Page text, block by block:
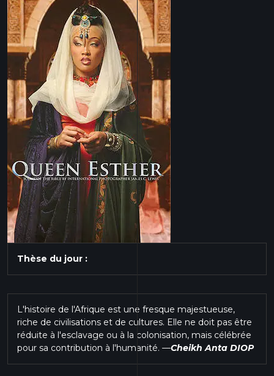
Thèse du jour :
L'histoire de l'Afrique est une fresque majestueuse,
riche de civilisations et de cultures. Elle ne doit pas être
réduite à l'esclavage ou à la colonisation, mais célébrée
pour sa contribution à l'humanité. —Cheikh Anta DIOP